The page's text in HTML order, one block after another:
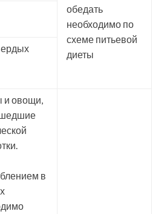
обедать
необходимо по
схеме питьевой
диеты
и овощи,
в